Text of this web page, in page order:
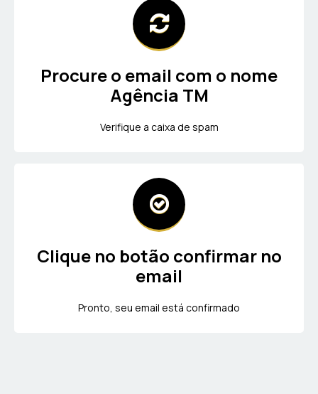
Procure o email com o nome
Agência TM
Verifique a caixa de spam
Clique no botão confirmar no
email
Pronto, seu email está confirmado